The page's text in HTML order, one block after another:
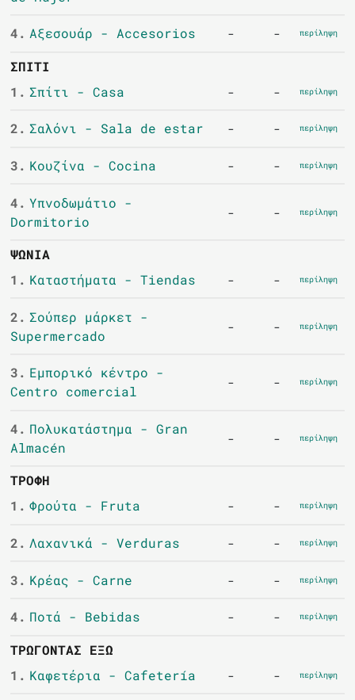
4. Αξεσουάρ - Accesorios - - περίληψη
ΣΠΊΤΙ
1. Σπίτι - Casa - - περίληψη
2. Σαλόνι - Sala de estar - - περίληψη
3. Κουζίνα - Cocina - - περίληψη
4. Υπνοδωμάτιο -
Dormitorio
- - περίληψη
ΨΏΝΙΑ
1. Καταστήματα - Tiendas - - περίληψη
2. Σούπερ μάρκετ -
Supermercado
- - περίληψη
3. Εμπορικό κέντρο -
Centro comercial
- - περίληψη
4. Πολυκατάστημα - Gran
Almacén
- - περίληψη
ΤΡΟΦΉ
1. Φρούτα - Fruta - - περίληψη
2. Λαχανικά - Verduras - - περίληψη
3. Κρέας - Carne - - περίληψη
4. Ποτά - Bebidas - - περίληψη
ΤΡΏΓΟΝΤΑΣ ΈΞΩ
1. Καφετέρια - Cafetería - - περίληψη